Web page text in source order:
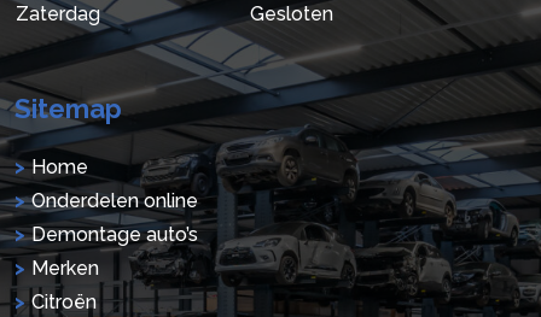
Zaterdag
Gesloten
Sitemap
Home
Onderdelen online
Demontage auto’s
Merken
Citroën